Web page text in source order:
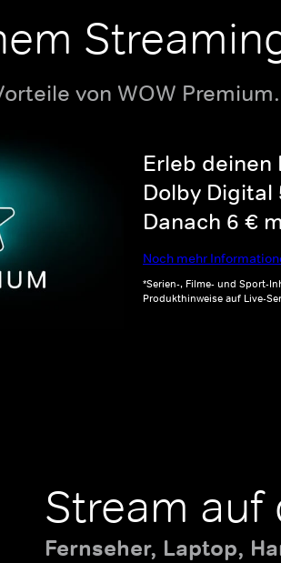
von WOW Premium.
Erleb
Dolby Digital
Danach 6 €
Noch mehr
*Serien-, Filme- und Sport-
Produkthinweise auf Live-
Stream auf
Fernseher, Laptop,